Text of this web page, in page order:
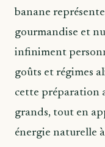
banane
gourmandise et
infiniment
goûts et régimes
cette préparation
grands, tout en
énergie naturelle